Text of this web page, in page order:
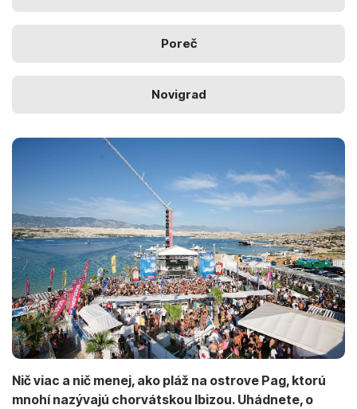
Poreč
Novigrad
Nič viac a nič menej, ako pláž na ostrove Pag, ktorú
mnohí nazývajú chorvátskou Ibizou. Uhádnete, o